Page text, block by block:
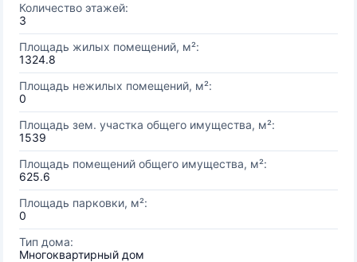
Количество этажей:
3
Площадь жилых помещений, м²:
1324.8
Площадь нежилых помещений, м²:
0
Площадь зем. участка общего имущества, м²:
1539
Площадь помещений общего имущества, м²:
625.6
Площадь парковки, м²:
0
Тип дома:
Многоквартирный дом